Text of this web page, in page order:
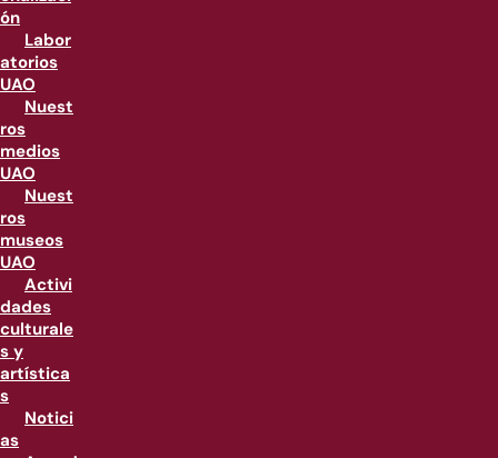
ón
Labor
atorios
UAO
Nuest
ros
medios
UAO
Nuest
ros
museos
UAO
Activi
dades
culturale
s y
artística
s
Notici
as